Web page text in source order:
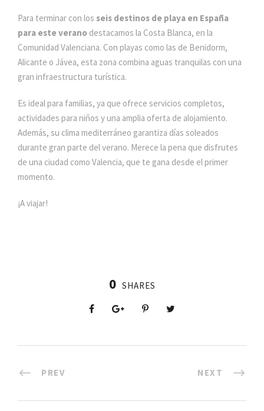
Para terminar con los seis destinos de playa en España
para este verano destacamos la Costa Blanca, en la
Comunidad Valenciana. Con playas como las de Benidorm,
Alicante o Jávea, esta zona combina aguas tranquilas con una
gran infraestructura turística.
Es ideal para familias, ya que ofrece servicios completos,
actividades para niños y una amplia oferta de alojamiento.
Además, su clima mediterráneo garantiza días soleados
durante gran parte del verano. Merece la pena que disfrutes
de una ciudad como Valencia, que te gana desde el primer
momento.
¡A viajar!
0 SHARES
PREV NEXT